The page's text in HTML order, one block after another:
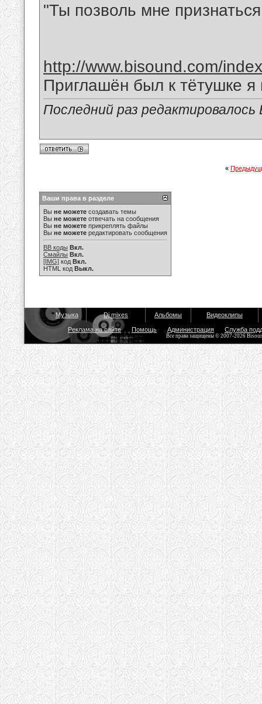
"Ты позволь мне
http://www.bisound.com/
Приглашён был к тётушке
Последний раз
«
Ваши права в разделе
Вы не можете создавать темы
Вы не можете отвечать на сообщения
Вы не можете прикреплять файлы
Вы не можете редактировать сообщения
BB коды Вкл.
Смайлы Вкл.
[IMG] код Вкл.
HTML код Выкл.
Музыка Dj mixes Альбомы Видеоклипы
Реклама на сайте Помощь Администрация Служба
Все права защищены © 2007-2026